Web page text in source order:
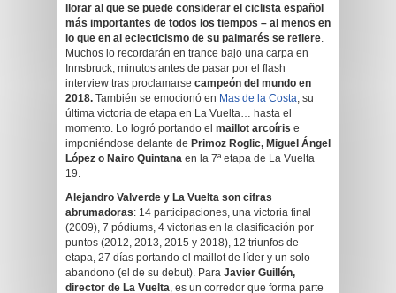
llorar al que se puede considerar el ciclista español
más importantes de todos los tiempos – al menos en
lo que en al eclecticismo de su palmarés se refiere.
Muchos lo recordarán en trance bajo una carpa en
Innsbruck, minutos antes de pasar por el flash
interview tras proclamarse campeón del mundo en
2018. También se emocionó en Mas de la Costa, su
última victoria de etapa en La Vuelta… hasta el
momento. Lo logró portando el maillot arcoíris e
imponiéndose delante de Primoz Roglic, Miguel Ángel
López o Nairo Quintana en la 7ª etapa de La Vuelta
19.
Alejandro Valverde y La Vuelta son cifras
abrumadoras: 14 participaciones, una victoria final
(2009), 7 pódiums, 4 victorias en la clasificación por
puntos (2012, 2013, 2015 y 2018), 12 triunfos de
etapa, 27 días portando el maillot de líder y un solo
abandono (el de su debut). Para Javier Guillén,
director de La Vuelta, es un corredor que forma parte